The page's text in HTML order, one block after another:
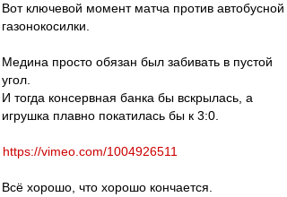
Вот ключевой момент матча против автобусной
газонокосилки.
Медина просто обязан был забивать в пустой
угол.
И тогда консервная банка бы вскрылась, а
игрушка плавно покатилась бы к 3:0.
https://vimeo.com/1004926511
Всё хорошо, что хорошо кончается.